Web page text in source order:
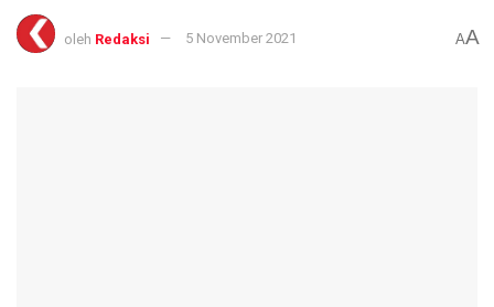
oleh Redaksi 5 November 2021 AA